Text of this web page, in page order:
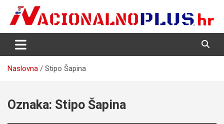
content
NacionalnoPlus.hr
Nacija želi znati više
Naslovna Stipo Šapina
Oznaka: Stipo Šapina